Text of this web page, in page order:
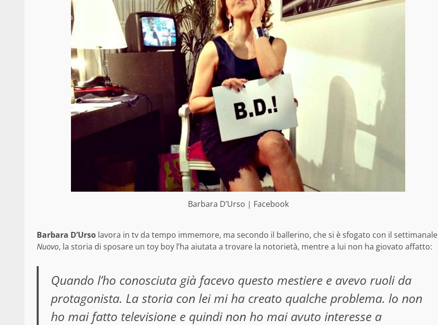
Barbara D’Urso | Facebook
Barbara D’Urso lavora in tv da tempo immemore, ma secondo il ballerino, che si è sfogato con il settimanale
Nuovo, la storia di sposare un toy boy l’ha aiutata a trovare la notorietà, mentre a lui non ha giovato affatto:
Quando l’ho conosciuta già facevo questo mestiere e avevo ruoli da
protagonista. La storia con lei mi ha creato qualche problema. lo non
ho mai fatto televisione e quindi non ho mai avuto interesse a